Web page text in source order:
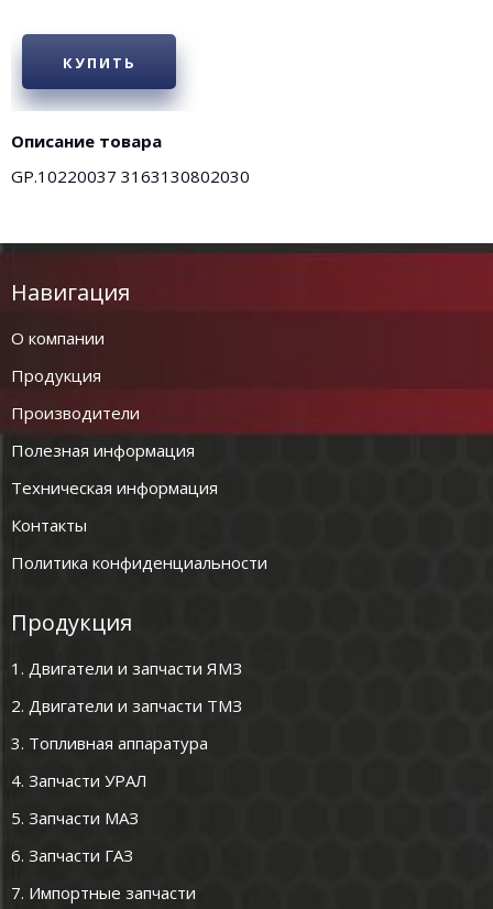
КУПИТЬ
Описание товара
GP.10220037 3163130802030
Навигация
О компании
Продукция
Производители
Полезная информация
Техническая информация
Контакты
Политика конфиденциальности
Продукция
1. Двигатели и запчасти ЯМЗ
2. Двигатели и запчасти ТМЗ
3. Топливная аппаратура
4. Запчасти УРАЛ
5. Запчасти МАЗ
6. Запчасти ГАЗ
7. Импортные запчасти